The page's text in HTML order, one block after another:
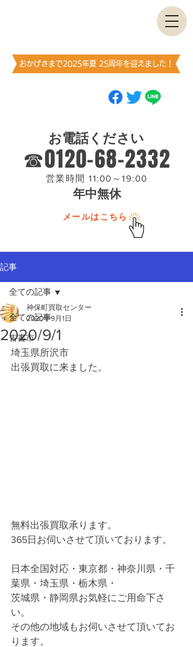
おかげさまで2025年夏 25周年を迎えました！
お電話ください
☎0120-68-2332
営業時間 11:00～19:00
年中無休
メールはこちら
記事
全ての記事
古書市
全ての記事
2020/9/1
神保町買取センター
2020年9月1日
埼玉県所沢市
出張買取に来ました。
無料出張買取承ります。
365日お伺いさせて頂いております。
日本全国対応・東京都・神奈川県・千
葉県・埼玉県・栃木県・
茨城県・静岡県お気軽にご用命下さ
い。
その他の地域もお伺いさせて頂いてお
ります。